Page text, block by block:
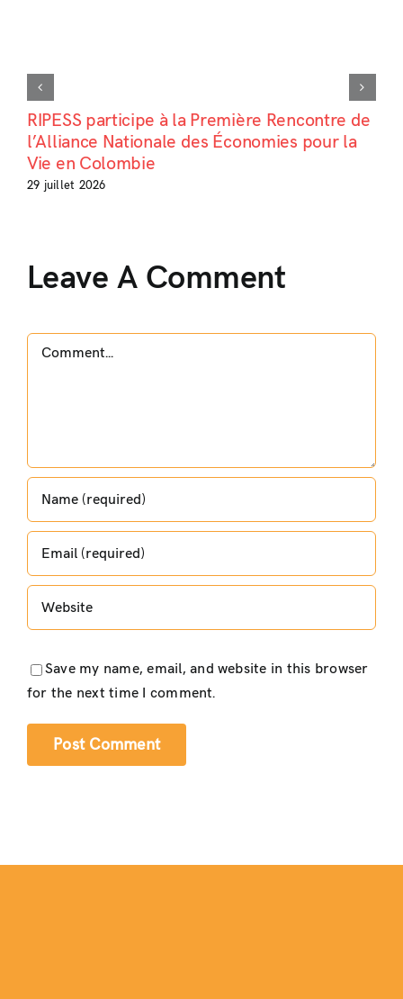
RIPESS participe à la Première Rencontre de
l’Alliance Nationale des Économies pour la
Vie en Colombie
29 juillet 2026
Leave A Comment
Comment
Save my name, email, and website in this browser
for the next time I comment.